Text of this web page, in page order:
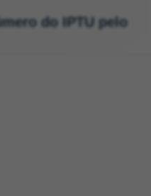
do IPTU pelo